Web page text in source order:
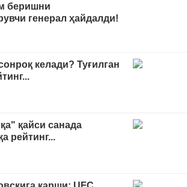
беришни
генерал ҳайдалди!
келади? Туғилган
қайси санада
рейтинг...